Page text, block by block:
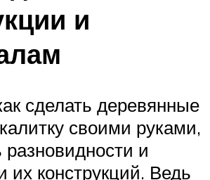
и
сделать деревянные
своими руками,
разновидности и
их конструкций. Ведь